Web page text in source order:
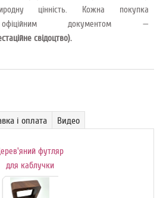
цінність. Кожна покупка
офіційним документом —
свідоцтво).
і оплата Видео
футляр
для каблучки